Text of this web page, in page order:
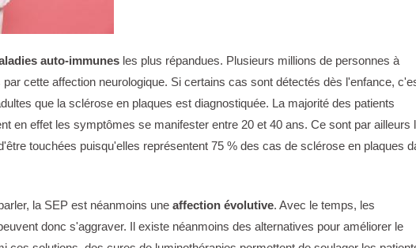
auto-immunes les plus répandues. Plusieurs millions de personnes à
cette affection neurologique. Si certains cas sont détectés dès l'enfance,
que la sclérose en plaques est diagnostiquée. La majorité des patients
en effet les symptômes se manifester entre 20 et 40 ans. Ce sont par ailleurs
touchées puisqu'elles représentent 75 % des cas de sclérose en plaques
la SEP est néanmoins une affection évolutive. Avec le temps, les
donc s'aggraver. Il existe néanmoins des alternatives pour améliorer le